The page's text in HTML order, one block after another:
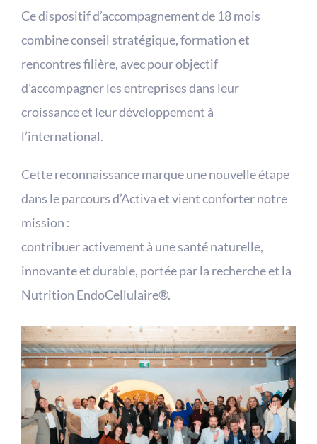
Ce dispositif d’accompagnement de 18 mois
combine conseil stratégique, formation et
rencontres filière, avec pour objectif
d’accompagner les entreprises dans leur
croissance et leur développement à
l’international.
Cette reconnaissance marque une nouvelle étape
dans le parcours d’Activa et vient conforter notre
mission :
contribuer activement à une santé naturelle,
innovante et durable, portée par la recherche et la
Nutrition EndoCellulaire®.